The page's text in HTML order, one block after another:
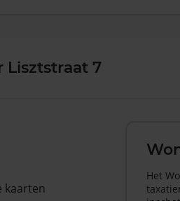
Lisztstraat 7
kaarten
Het